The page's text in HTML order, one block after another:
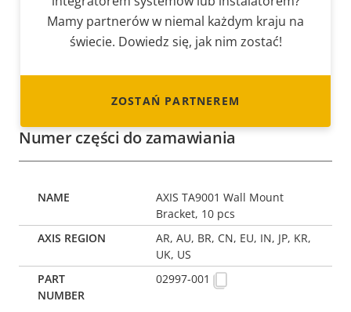
Mamy partnerów w niemal każdym kraju na
świecie. Dowiedz się, jak nim zostać!
ZOSTAŃ PARTNEREM
Numer części do zamawiania
AXIS TA9001 Wall Mount
Bracket, 10 pcs
AR, AU, BR, CN, EU, IN, JP, KR,
UK, US
02997-001